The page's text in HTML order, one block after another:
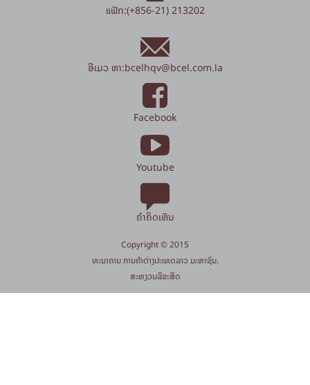
ແຟັກ:(+856-21) 213202
ອີເມວ ຫາ:bcelhqv@bcel.com.la
Facebook
Youtube
ຄຳຄິດເຫັນ
Copyright © 2015
​ທະນາຄານ ການຄ້າຕ່າງປະເທດລາວ ມະຫາຊົນ.
​ສະ​ຫງວນ​ລິ​ຂະ​ສິດ